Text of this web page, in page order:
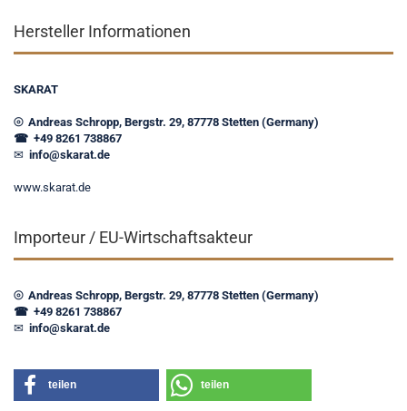
Hersteller Informationen
SKARAT
⦾ Andreas Schropp, Bergstr. 29, 87778 Stetten (Germany)
☎ +49 8261 738867
✉ info@skarat.de
www.skarat.de
Importeur / EU-Wirtschaftsakteur
⦾ Andreas Schropp, Bergstr. 29, 87778 Stetten (Germany)
☎ +49 8261 738867
✉ info@skarat.de
teilen teilen